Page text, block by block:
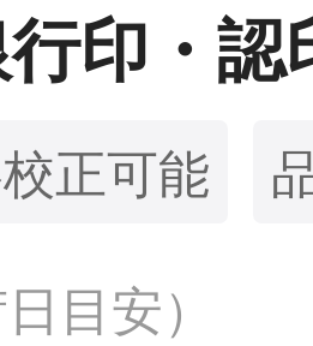
印・
正可能
目安）